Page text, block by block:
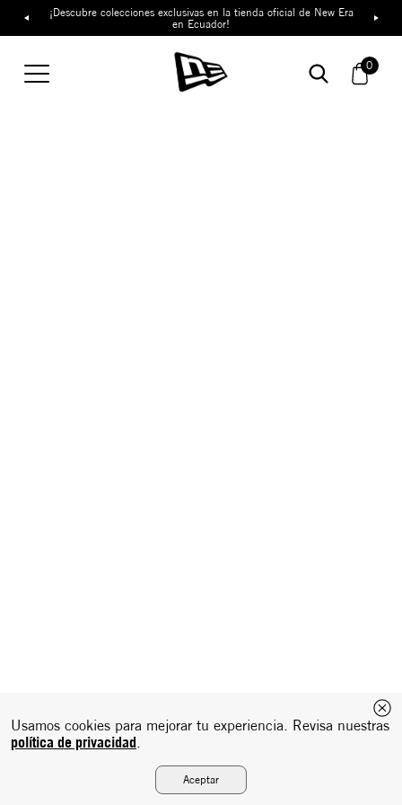
Usamos cookies para mejorar tu experiencia. Revisa nuestras
política de privacidad.
Aceptar
¡Descubre colecciones exclusivas en la tienda oficial de New Era
en Ecuador!
0